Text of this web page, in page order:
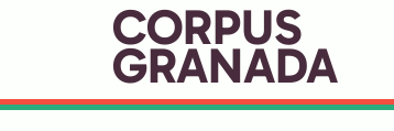
CORPUS
GRANADA